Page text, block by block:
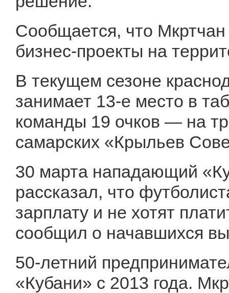
Сообщается, что Мкртчан
бизнес-проекты на
В текущем сезоне
занимает 13-е место в
команды 19 очков — на
самарских «Крыльев
30 марта нападающий
рассказал, что
зарплату и не хотят
сообщил о начавшихся
50-летний
«Кубани» с 2013 года.